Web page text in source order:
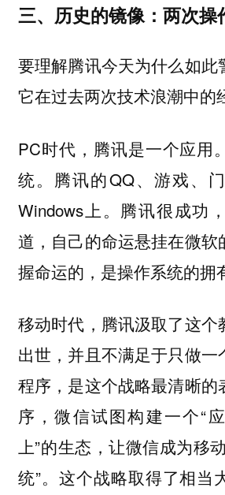
三、历史的镜像：两次操
要理解腾讯今天为什么如此
它在过去两次技术浪潮中的
PC时代，腾讯是一个应用
统。腾讯的QQ、游戏、
Windows上。腾讯很成功
道，自己的命运悬挂在微软
握命运的，是操作系统的拥
移动时代，腾讯汲取了这个
出世，并且不满足于只做一
程序，是这个战略最清晰的
序，微信试图构建一个“
上”的生态，让微信成为移
统”。这个战略取得了相当